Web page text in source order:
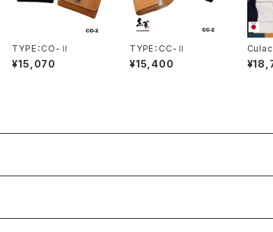
TYPE：CO-Ⅱ
¥15,070
TYPE：CC-Ⅱ
¥15,400
ラッチ